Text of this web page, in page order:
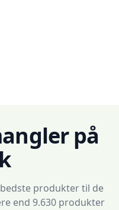
på
produkter til de
end 9.630 produkter